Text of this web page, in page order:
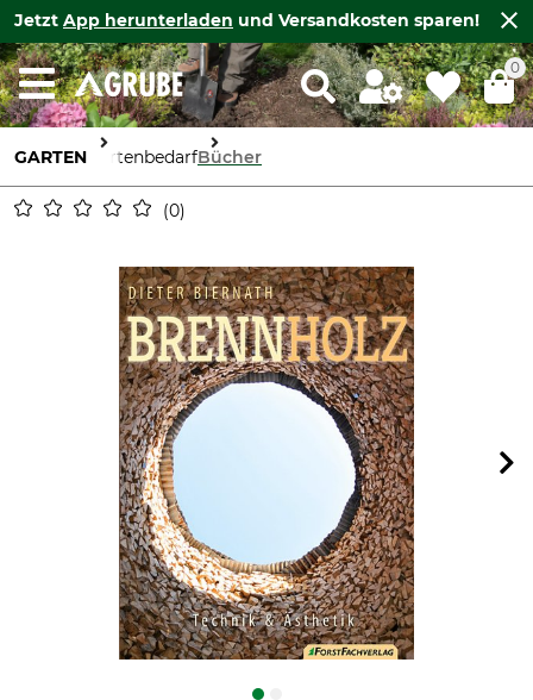
Jetzt App herunterladen und Versandkosten sparen!
0
GARTEN GartenbedarfBücher
0